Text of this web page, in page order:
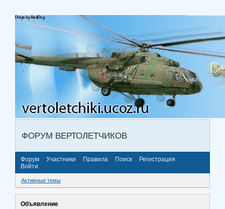
ФОРУМ ВЕРТОЛЕТЧИКОВ
Форум Участники Правила Поиск
Регистрация
Войти
Активные темы
Объявление